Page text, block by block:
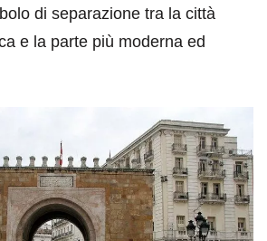
di separazione tra la città
e la parte più moderna ed